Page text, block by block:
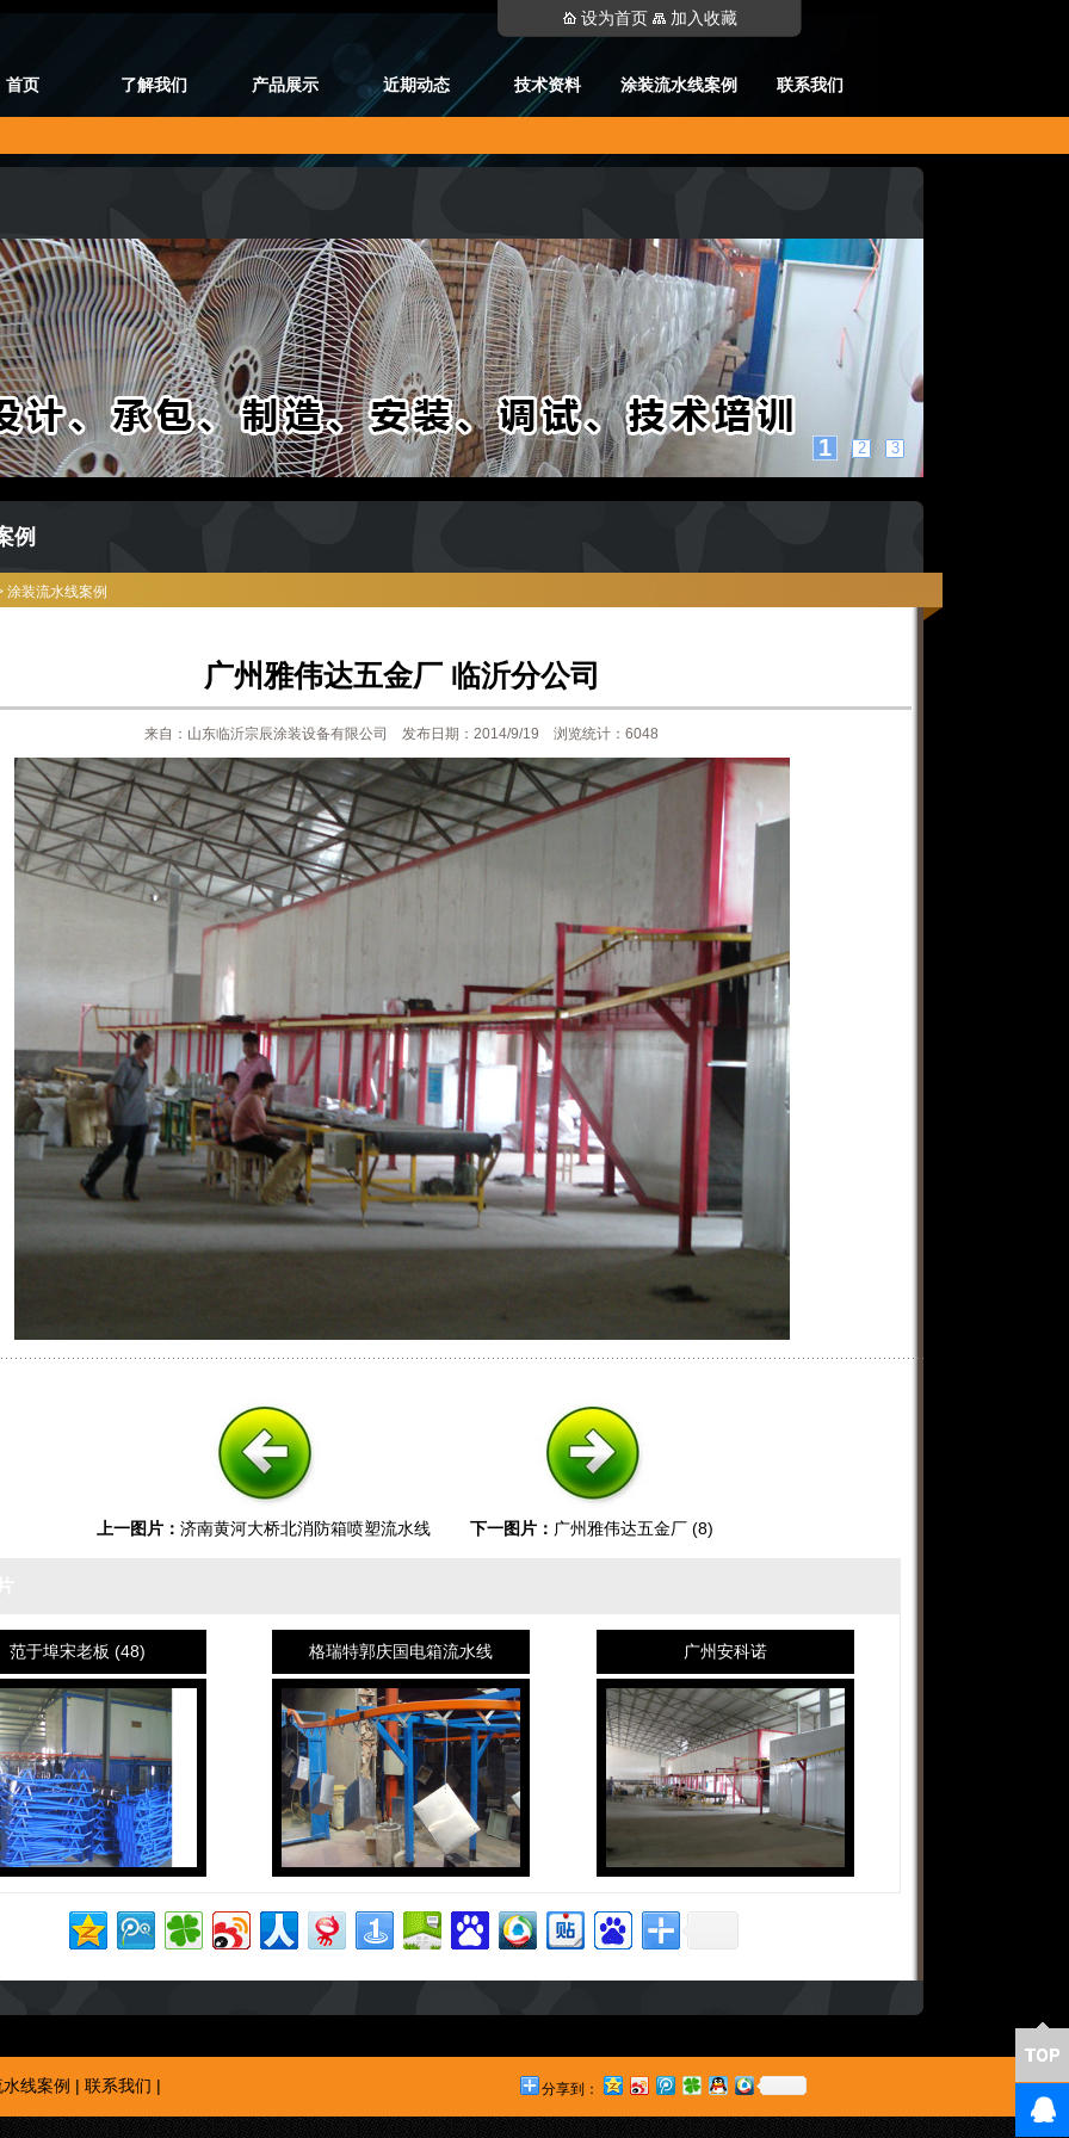
设为首页 加入收藏
首页 了解我们 产品展示 近期动态 技术资料 涂装流水线案例 联系我们
1 2 3
例
涂装流水线案例
广州雅伟达五金厂 临沂分公司
来自：山东临沂宗辰涂装设备有限公司 发布日期：2014/9/19 浏览统计：6048
上一图片： 济南黄河大桥北消防箱喷塑流水线 下一图片： 广州雅伟达五金厂 (8)
范于埠宋老板 (48) 格瑞特郭庆国电箱流水线 广州安科诺
线案例 | 联系我们 | 分享到：